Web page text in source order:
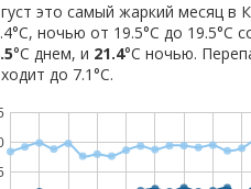
это самый жаркий месяц в
ночью от 19.5°C до 19.5°C
°C днем, и 21.4°C ночью.
до 7.1°С.